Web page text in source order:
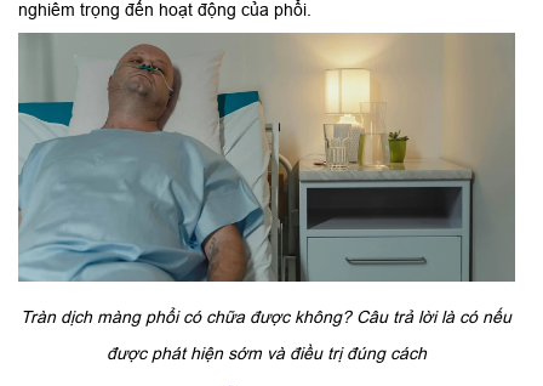
nghiêm trọng đến hoạt động của phổi.
Tràn dịch màng phổi có chữa được không? Câu trả lời là có nếu
được phát hiện sớm và điều trị đúng cách